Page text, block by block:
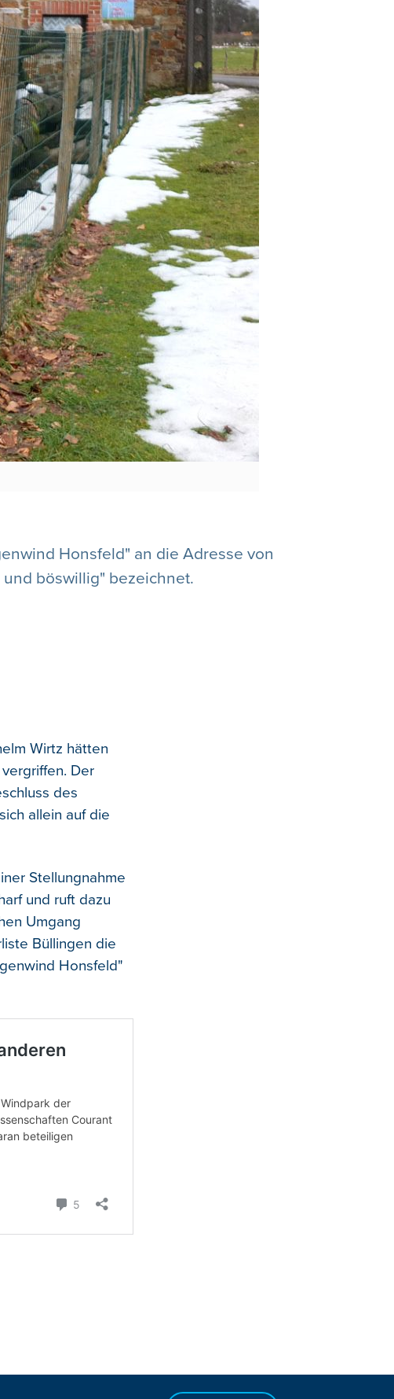
Honsfeld" an die Adresse von
böswillig" bezeichnet.
Wirtz hätten
Der
des
allein auf die
Stellungnahme
und ruft dazu
Umgang
Büllingen die
Honsfeld"